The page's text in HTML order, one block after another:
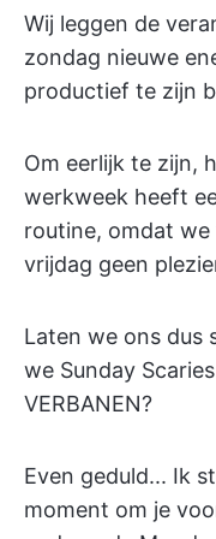
Wij leggen de
zondag nieuwe
productief te zijn
Om eerlijk te zijn,
werkweek heeft
routine, omdat
vrijdag geen
Laten we ons dus
we Sunday
VERBANEN?
Even geduld... Ik
moment om je